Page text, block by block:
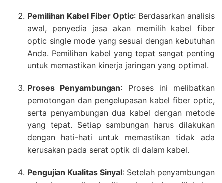
Pemilihan Kabel Fiber Optic: Berdasarkan analisis
awal, penyedia jasa akan memilih kabel fiber
optic single mode yang sesuai dengan kebutuhan
Anda. Pemilihan kabel yang tepat sangat penting
untuk memastikan kinerja jaringan yang optimal.
Proses Penyambungan: Proses ini melibatkan
pemotongan dan pengelupasan kabel fiber optic,
serta penyambungan dua kabel dengan metode
yang tepat. Setiap sambungan harus dilakukan
dengan hati-hati untuk memastikan tidak ada
kerusakan pada serat optik di dalam kabel.
Pengujian Kualitas Sinyal: Setelah penyambungan